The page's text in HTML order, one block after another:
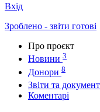
Вхід
Зроблено - звіти готові
Про проєкт
Новини 3
Донори 8
Звіти та
Коментарі